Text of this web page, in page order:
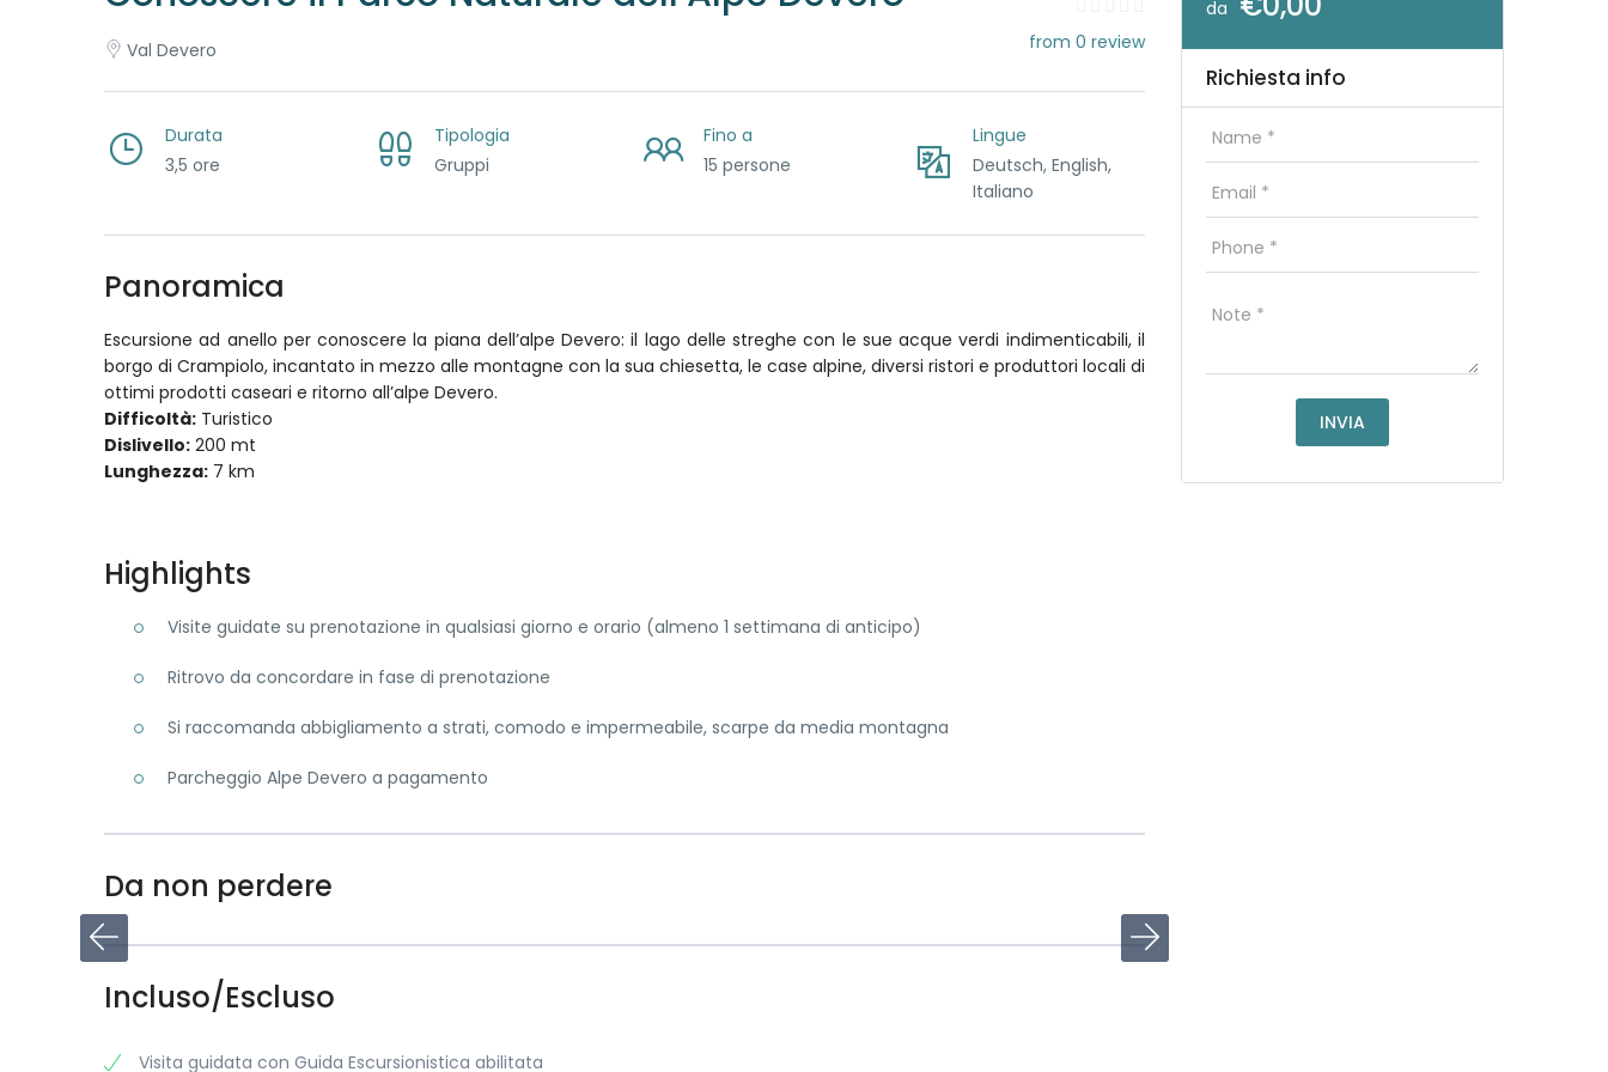
Val Devero from 0 review
Durata
3,5 ore
Tipologia
Gruppi
Fino a
15 persone
Lingue
Deutsch, English,
Italiano
Panoramica
Escursione ad anello per conoscere la piana dell’alpe Devero: il lago delle streghe con le sue acque verdi indimenticabili, il
borgo di Crampiolo, incantato in mezzo alle montagne con la sua chiesetta, le case alpine, diversi ristori e produttori locali di
ottimi prodotti caseari e ritorno all’alpe Devero.
Difficoltà: Turistico
Dislivello: 200 mt
Lunghezza: 7 km
Highlights
Visite guidate su prenotazione in qualsiasi giorno e orario (almeno 1 settimana di anticipo)
Ritrovo da concordare in fase di prenotazione
Si raccomanda abbigliamento a strati, comodo e impermeabile, scarpe da media montagna
Parcheggio Alpe Devero a pagamento
Da non perdere
Incluso/Escluso
Visita guidata con Guida Escursionistica abilitata
da
Richiesta info